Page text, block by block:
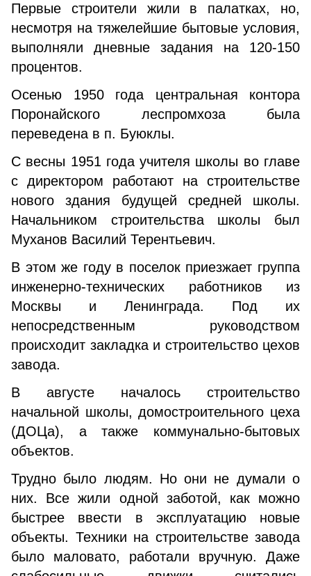
Первые строители жили в палатках, но,
несмотря на тяжелейшие бытовые условия,
выполняли дневные задания на 120-150
процентов.
Осенью 1950 года центральная контора
Поронайского леспромхоза была
переведена в п. Буюклы.
С весны 1951 года учителя школы во главе
с директором работают на строительстве
нового здания будущей средней школы.
Начальником строительства школы был
Муханов Василий Терентьевич.
В этом же году в поселок приезжает группа
инженерно-технических работников из
Москвы и Ленинграда. Под их
непосредственным руководством
происходит закладка и строительство цехов
завода.
В августе началось строительство
начальной школы, домостроительного цеха
(ДОЦа), а также коммунально-бытовых
объектов.
Трудно было людям. Но они не думали о
них. Все жили одной заботой, как можно
быстрее ввести в эксплуатацию новые
объекты. Техники на строительстве завода
было маловато, работали вручную. Даже